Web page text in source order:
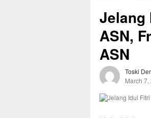
Jelang
ASN,
ASN
Toski
March 7,